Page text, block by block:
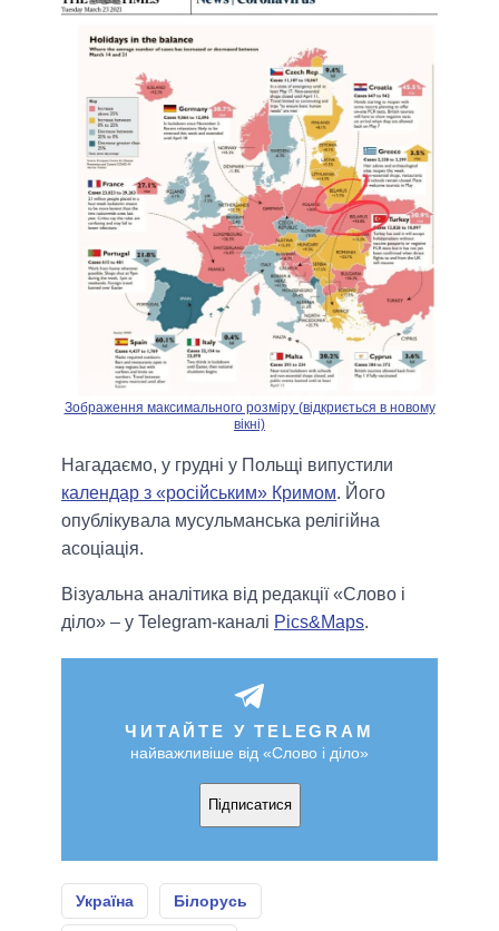
Зображення максимального розміру (відкриється в новому
вікні)
Нагадаємо, у грудні у Польщі випустили
календар з «російським» Кримом. Його
опублікувала мусульманська релігійна
асоціація.
Візуальна аналітика від редакції «Слово і
діло» – у Telegram-каналі Pics&Maps.
ЧИТАЙТЕ У TELEGRAM
найважливіше від «Слово і діло»
Підписатися
Україна Білорусь